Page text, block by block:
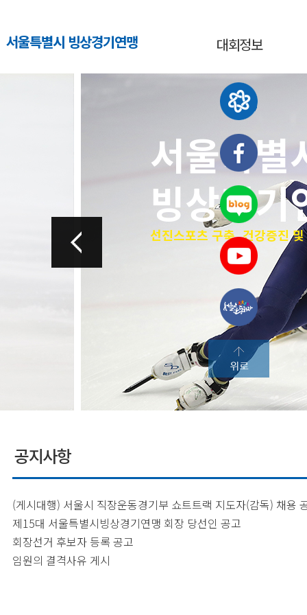
서울특별시 빙상경기연맹 대회정보
서울특별
빙상경기
선진스포츠 구축, 건강증진
공지사항
제15대 서울특별시빙상경기연맹 회장 당선인 공고
회장선거 후보자 등록 공고
임원의 결격사유 게시